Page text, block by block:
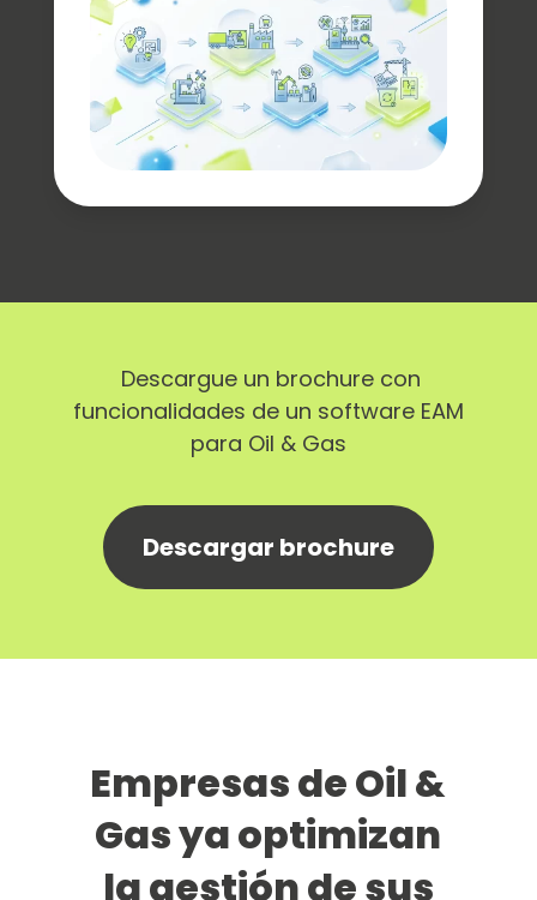
Descargue un brochure con
funcionalidades de un software EAM
para Oil & Gas
Descargar brochure
Empresas de Oil &
Gas ya optimizan
la gestión de sus